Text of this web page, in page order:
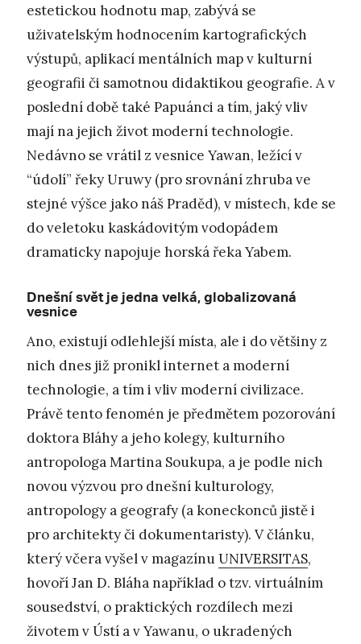
estetickou hodnotu map, zabývá se
uživatelským hodnocením kartografických
výstupů, aplikací mentálních map v kulturní
geografii či samotnou didaktikou geografie. A v
poslední době také Papuánci a tím, jaký vliv
mají na jejich život moderní technologie.
Nedávno se vrátil z vesnice Yawan, ležící v
“údolí” řeky Uruwy (pro srovnání zhruba ve
stejné výšce jako náš Praděd), v místech, kde se
do veletoku kaskádovitým vodopádem
dramaticky napojuje horská řeka Yabem.
Dnešní svět je jedna velká, globalizovaná
vesnice
Ano, existují odlehlejší místa, ale i do většiny z
nich dnes již pronikl internet a moderní
technologie, a tím i vliv moderní civilizace.
Právě tento fenomén je předmětem pozorování
doktora Bláhy a jeho kolegy, kulturního
antropologa Martina Soukupa, a je podle nich
novou výzvou pro dnešní kulturology,
antropology a geografy (a koneckonců jistě i
pro architekty či dokumentaristy). V článku,
který včera vyšel v magazínuUNIVERSITAS,
hovoří Jan D. Bláha například o tzv. virtuálním
sousedství, o praktických rozdílech mezi
životem v Ústí a v Yawanu, o ukradených